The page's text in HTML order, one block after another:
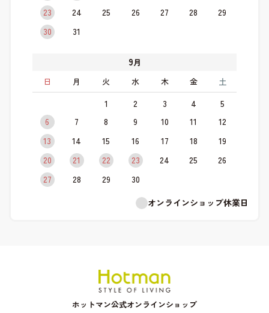
23
24 25 26 27 28
29
30
31
9月
日
月 火 水 木 金 土
1 2 3 4
5
6
7 8 9 10 11
12
13
14 15 16 17 18
19
20
21 22 23 24 25
26
27
28 29
30
オンラインショップ休業日
ホットマン公式オンラインショップ